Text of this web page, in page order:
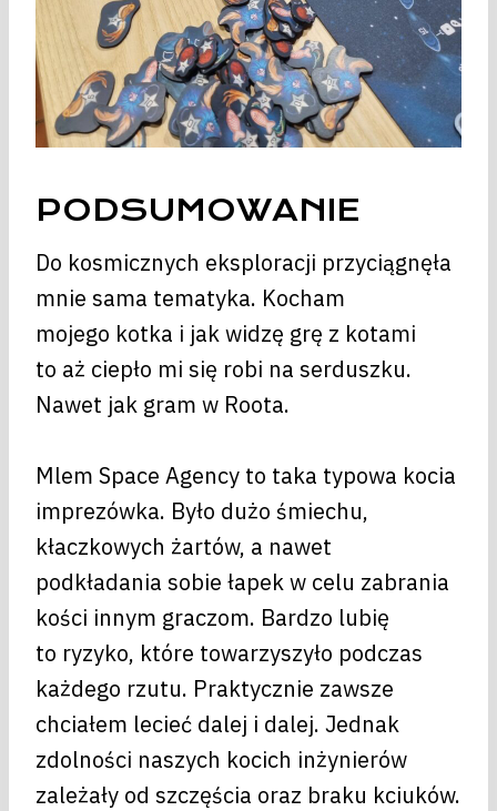
PODSUMOWANIE
Do kosmicznych eksploracji przyciągnęła
mnie sama tematyka. Kocham
mojego kotka i jak widzę grę z kotami
to aż ciepło mi się robi na serduszku.
Nawet jak gram w Roota.
Mlem Space Agency to taka typowa kocia
imprezówka. Było dużo śmiechu,
kłaczkowych żartów, a nawet
podkładania sobie łapek w celu zabrania
kości innym graczom. Bardzo lubię
to ryzyko, które towarzyszyło podczas
każdego rzutu. Praktycznie zawsze
chciałem lecieć dalej i dalej. Jednak
zdolności naszych kocich inżynierów
zależały od szczęścia oraz braku kciuków.